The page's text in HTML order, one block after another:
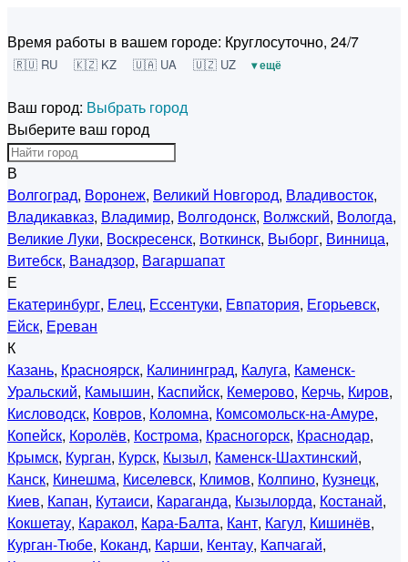
Время работы в вашем городе: Круглосуточно, 24/7
🇷🇺 RU 🇰🇿 KZ 🇺🇦 UA 🇺🇿 UZ ▾ ещё
Ваш город: Выбрать город
Выберите ваш город
В
Волгоград, Воронеж, Великий Новгород, Владивосток,
Владикавказ, Владимир, Волгодонск, Волжский, Вологда,
Великие Луки, Воскресенск, Воткинск, Выборг, Винница,
Витебск, Ванадзор, Вагаршапат
Е
Екатеринбург, Елец, Ессентуки, Евпатория, Егорьевск,
Ейск, Ереван
К
Казань, Красноярск, Калининград, Калуга, Каменск-
Уральский, Камышин, Каспийск, Кемерово, Керчь, Киров,
Кисловодск, Ковров, Коломна, Комсомольск-на-Амуре,
Копейск, Королёв, Кострома, Красногорск, Краснодар,
Крымск, Курган, Курск, Кызыл, Каменск-Шахтинский,
Канск, Кинешма, Киселевск, Климов, Колпино, Кузнецк,
Киев, Капан, Кутаиси, Караганда, Кызылорда, Костанай,
Кокшетау, Каракол, Кара-Балта, Кант, Кагул, Кишинёв,
Курган-Тюбе, Коканд, Карши, Кентау, Капчагай,